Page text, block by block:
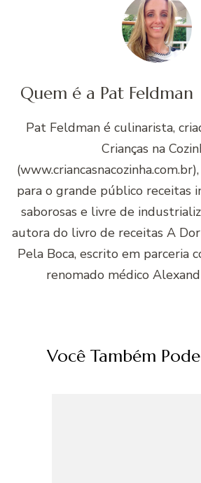
Quem é a Pat Feldman
Pat Feldman é culinarista,
Crianças na
para o grande público receitas
saborosas e livre de
autora do livro de receitas A
Pela Boca, escrito em parceria
renomado médico
Você Também